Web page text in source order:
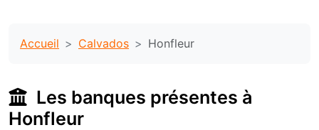
Accueil Calvados Honfleur
Les banques présentes à
Honfleur